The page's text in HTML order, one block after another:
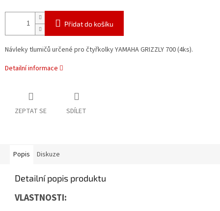
Přidat do košíku
Návleky tlumičů určené pro čtyřkolky YAMAHA GRIZZLY 700 (4ks).
Detailní informace
ZEPTAT SE SDÍLET
Popis Diskuze
Detailní popis produktu
VLASTNOSTI: